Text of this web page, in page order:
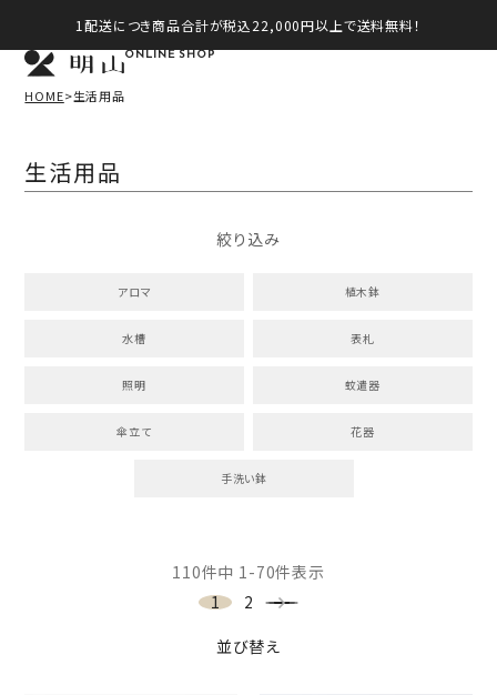
1配送につき商品合計が税込22,000円以上で送料無料！
ONLINE SHOP
HOME 生活用品
生活用品
絞り込み
アロマ 植木鉢
水槽 表札
照明 蚊遣器
傘立て 花器
手洗い鉢
並び替え
110件中 1-70件表示
1
2